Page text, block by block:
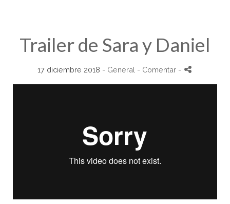
Trailer de Sara y Daniel
17 diciembre 2018 - General - Comentar -